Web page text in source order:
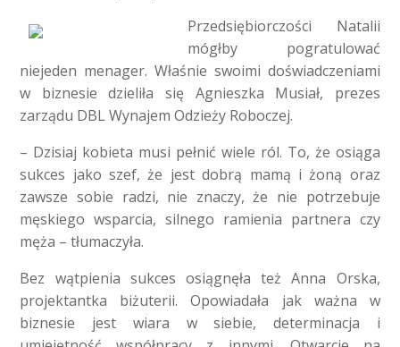
Przedsiębiorczości Natalii
mógłby pogratulować
niejeden menager. Właśnie swoimi doświadczeniami
w biznesie dzieliła się Agnieszka Musiał, prezes
zarządu DBL Wynajem Odzieży Roboczej.
– Dzisiaj kobieta musi pełnić wiele ról. To, że osiąga
sukces jako szef, że jest dobrą mamą i żoną oraz
zawsze sobie radzi, nie znaczy, że nie potrzebuje
męskiego wsparcia, silnego ramienia partnera czy
męża – tłumaczyła.
Bez wątpienia sukces osiągnęła też Anna Orska,
projektantka biżuterii. Opowiadała jak ważna w
biznesie jest wiara w siebie, determinacja i